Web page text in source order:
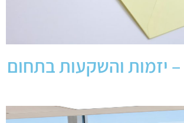
– יזמות והשקעות בתחום